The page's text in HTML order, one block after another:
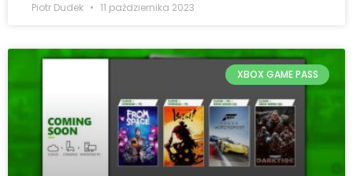
Piotr Dudek 11 października 2023
XBOX GAME PASS